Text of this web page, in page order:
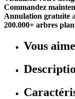
Commandez
Annulation gratuite
200.000+ arbres
Vous